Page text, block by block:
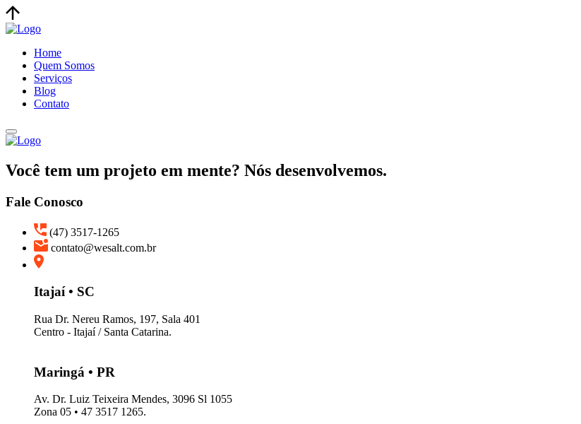
Home
Quem Somos
Serviços
Blog
Contato
Você tem um projeto em mente? Nós desenvolvemos.
Fale Conosco
(47) 3517-1265
contato@wesalt.com.br
Itajaí • SC
Rua Dr. Nereu Ramos, 197, Sala 401
Centro - Itajaí / Santa Catarina.
Maringá • PR
Av. Dr. Luiz Teixeira Mendes, 3096 Sl 1055
Zona 05 • 47 3517 1265.